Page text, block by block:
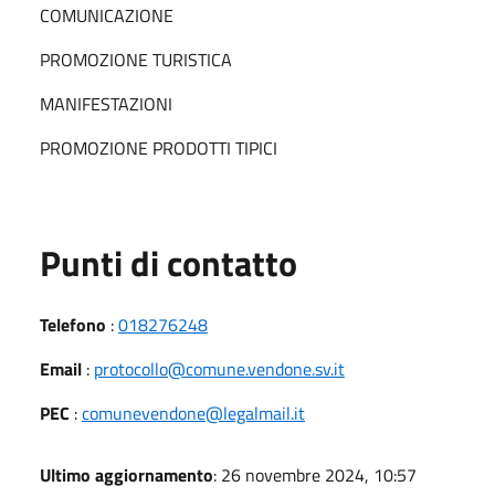
COMUNICAZIONE
PROMOZIONE TURISTICA
MANIFESTAZIONI
PROMOZIONE PRODOTTI TIPICI
Punti di contatto
Telefono :018276248
Email : protocollo@comune.vendone.sv.it
PEC :comunevendone@legalmail.it
Ultimo aggiornamento: 26 novembre 2024, 10:57